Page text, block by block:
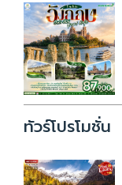
ทัวร์โปรโมชั่น